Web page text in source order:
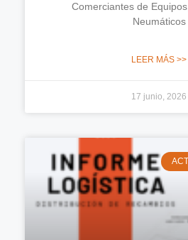
Comerciantes de
Neumáticos
LEER MÁS >>
17 junio, 2026